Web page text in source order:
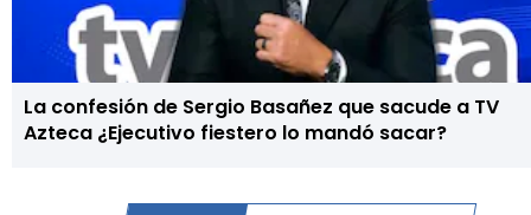
La confesión de Sergio Basañez que sacude a TV
Azteca ¿Ejecutivo fiestero lo mandó sacar?